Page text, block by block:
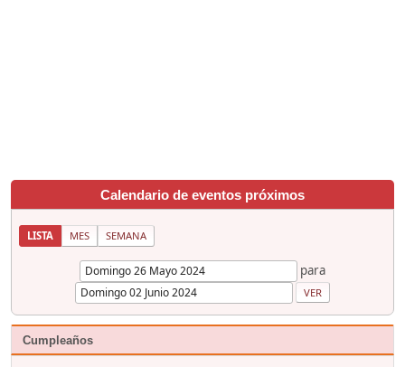
Calendario de eventos próximos
LISTA MES SEMANA
para
Cumpleaños